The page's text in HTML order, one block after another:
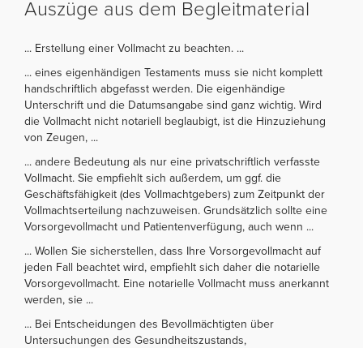
Auszüge aus dem Begleitmaterial
... Erstellung einer Vollmacht zu beachten. ...
... eines eigenhändigen Testaments muss sie nicht komplett
handschriftlich abgefasst werden. Die eigenhändige
Unterschrift und die Datumsangabe sind ganz wichtig. Wird
die Vollmacht nicht notariell beglaubigt, ist die Hinzuziehung
von Zeugen, ...
... andere Bedeutung als nur eine privatschriftlich verfasste
Vollmacht. Sie empfiehlt sich außerdem, um ggf. die
Geschäftsfähigkeit (des Vollmachtgebers) zum Zeitpunkt der
Vollmachtserteilung nachzuweisen. Grundsätzlich sollte eine
Vorsorgevollmacht und Patientenverfügung, auch wenn ...
... Wollen Sie sicherstellen, dass Ihre Vorsorgevollmacht auf
jeden Fall beachtet wird, empfiehlt sich daher die notarielle
Vorsorgevollmacht. Eine notarielle Vollmacht muss anerkannt
werden, sie ...
... Bei Entscheidungen des Bevollmächtigten über
Untersuchungen des Gesundheitszustands,